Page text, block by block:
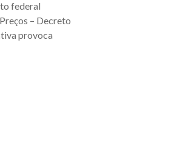
federal
– Decreto
provoca